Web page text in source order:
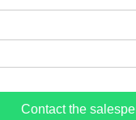
Contact the